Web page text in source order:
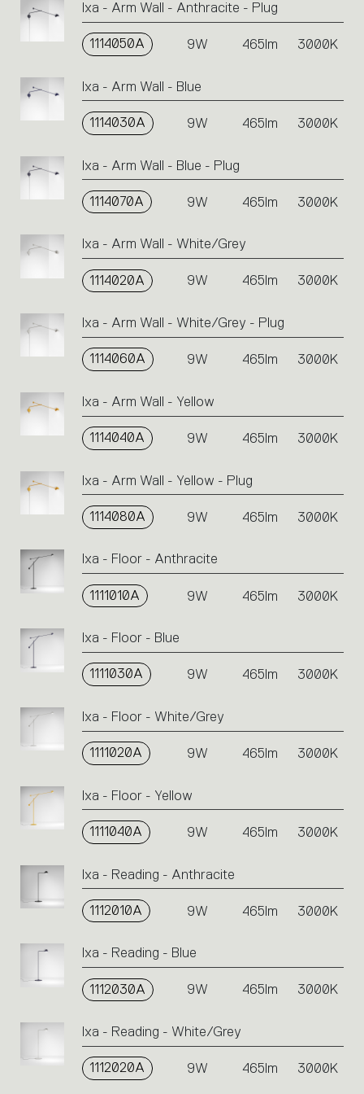
or
action.
Ixa - Arm Wall - Anthracite - Plug
1114050A 9W 465lm 3000K
Ixa - Arm Wall - Blue
1114030A 9W 465lm 3000K
Ixa - Arm Wall - Blue - Plug
1114070A 9W 465lm 3000K
Ixa - Arm Wall - White/Grey
1114020A 9W 465lm 3000K
Ixa - Arm Wall - White/Grey - Plug
1114060A 9W 465lm 3000K
Ixa - Arm Wall - Yellow
1114040A 9W 465lm 3000K
Ixa - Arm Wall - Yellow - Plug
1114080A 9W 465lm 3000K
Ixa - Floor - Anthracite
1111010A 9W 465lm 3000K
Ixa - Floor - Blue
1111030A 9W 465lm 3000K
Ixa - Floor - White/Grey
1111020A 9W 465lm 3000K
Ixa - Floor - Yellow
1111040A 9W 465lm 3000K
Ixa - Reading - Anthracite
1112010A 9W 465lm 3000K
Ixa - Reading - Blue
1112030A 9W 465lm 3000K
Ixa - Reading - White/Grey
1112020A 9W 465lm 3000K